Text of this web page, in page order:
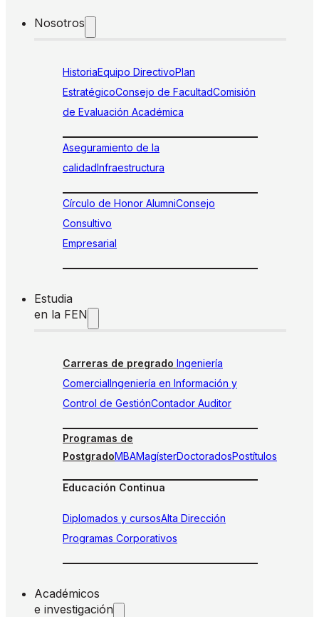
Nosotros
HistoriaEquipo DirectivoPlan
EstratégicoConsejo de FacultadComisión
de Evaluación Académica
Aseguramiento de la
calidadInfraestructura
Círculo de Honor AlumniConsejo
Consultivo
Empresarial
Estudia
en la FEN
Carreras de pregrado Ingeniería
ComercialIngeniería en Información y
Control de GestiónContador Auditor
Programas de
PostgradoMBAMagísterDoctoradosPostítulos
Educación Continua
Diplomados y cursosAlta Dirección
Programas Corporativos
Académicos
e investigación